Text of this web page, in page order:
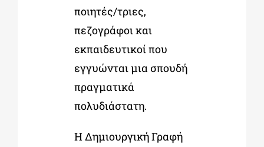
ποιητές/τριες,
πεζογράφοι και
εκπαιδευτικοί που
εγγυώνται μια σπουδή
πραγματικά
πολυδιάστατη.
Η Δημιουργική Γραφή